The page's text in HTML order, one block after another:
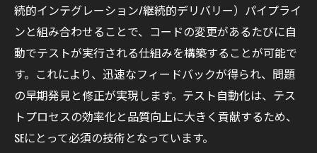
続的インテグレーション/継続的デリバリー）パイプライ
ンと組み合わせることで、コードの変更があるたびに自
動でテストが実行される仕組みを構築することが可能で
す。これにより、迅速なフィードバックが得られ、問題
の早期発見と修正が実現します。テスト自動化は、テス
トプロセスの効率化と品質向上に大きく貢献するため、
SEにとって必須の技術となっています。